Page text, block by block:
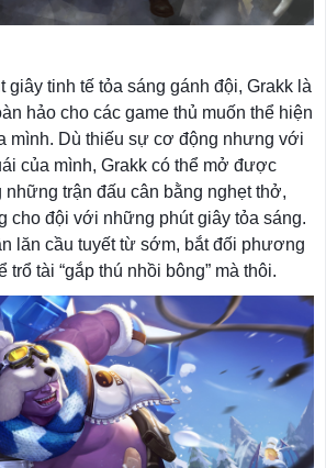
giây tinh tế tỏa sáng gánh đội, Grakk là
hảo cho các game thủ muốn thể hiện
mình. Dù thiếu sự cơ động nhưng với
của mình, Grakk có thể mở được
những trận đấu cân bằng nghẹt thở,
cho đội với những phút giây tỏa sáng.
lăn cầu tuyết từ sớm, bắt đối phương
trổ tài “gắp thú nhồi bông” mà thôi.